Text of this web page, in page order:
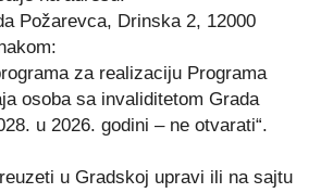
Požarevca, Drinska 2, 12000
za realizaciju Programa
osoba sa invaliditetom Grada
u 2026. godini – ne otvarati“.
u Gradskoj upravi ili na sajtu